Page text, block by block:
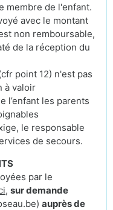
membre de l'enfant.
avec le montant
non remboursable,
de la réception du
point 12) n'est pas
à valoir
l’enfant les parents
le responsable
de secours.
par le
, sur demande
auprès de